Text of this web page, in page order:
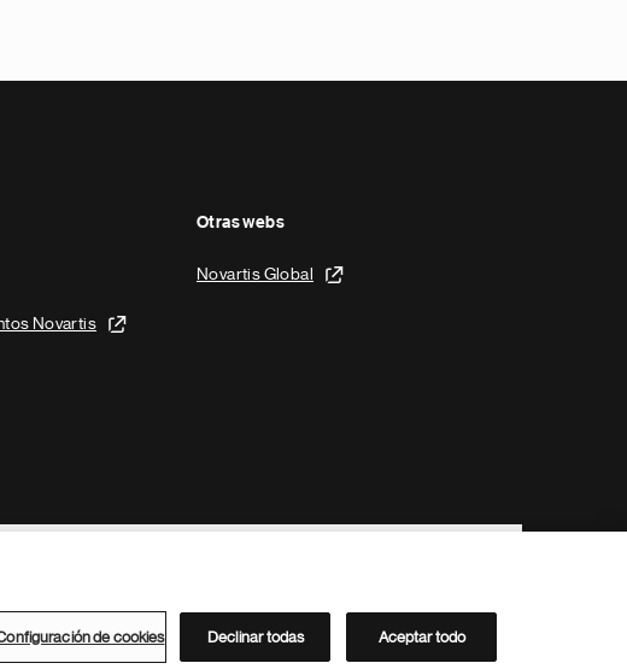
Novartis
Otras webs
Novartis Global
Directorio de Novartis
de cookies Declinar todas Aceptar todo